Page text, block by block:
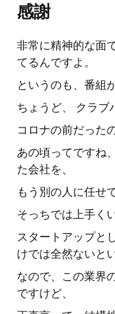
感謝
非常に精神的な面
てるんですよ。
というのも、番組
ちょうど、 クラブ
コロナの前だった
あの頃ってですね
た会社を、
もう別の人に任せ
そっちでは上手く
スタートアップと
けでは全然ないと
なので、この業界
ですけど、